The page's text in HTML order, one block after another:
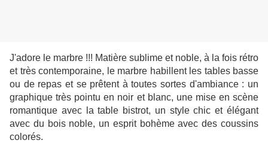
J'adore le marbre !!! Matière sublime et noble, à la fois rétro
et très contemporaine, le marbre habillent les tables basse
ou de repas et se prêtent à toutes sortes d'ambiance : un
graphique très pointu en noir et blanc, une mise en scène
romantique avec la table bistrot, un style chic et élégant
avec du bois noble, un esprit bohème avec des coussins
colorés.